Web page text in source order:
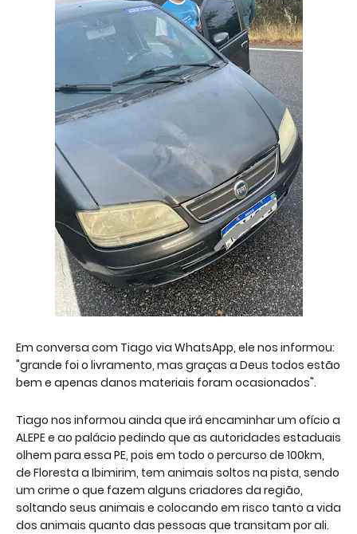
Em conversa com Tiago via WhatsApp, ele nos informou:
"grande foi o livramento, mas graças a Deus todos estão
bem e apenas danos materiais foram ocasionados".
Tiago nos informou ainda que irá encaminhar um ofício a
ALEPE e ao palácio pedindo que as autoridades estaduais
olhem para essa PE, pois em todo o percurso de 100km,
de Floresta a Ibimirim, tem animais soltos na pista, sendo
um crime o que fazem alguns criadores da região,
soltando seus animais e colocando em risco tanto a vida
dos animais quanto das pessoas que transitam por ali.